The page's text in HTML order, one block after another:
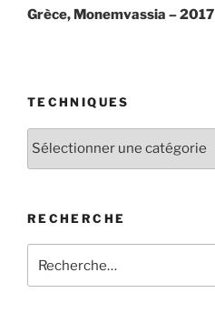
suivant
Grèce, Monemvassia – 2017
TECHNIQUES
Techniques
RECHERCHE
pour